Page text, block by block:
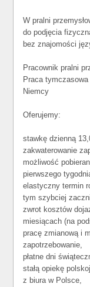
W pralni
do podjęcia
bez znajomości
Pracownik pralni
Praca tymczasowa
Niemcy
Oferujemy:
stawkę dzienną
zakwaterowanie
możliwość
pierwszego
elastyczny termin
tym szybciej
zwrot kosztów
miesiącach (na
pracę zmianową i
zapotrzebowanie,
płatne dni
stałą opiekę
z biura w Polsce,